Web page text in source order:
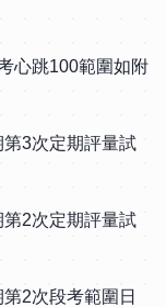
心跳100範圍如附
第3次定期評量試
第2次定期評量試
2次段考範圍日